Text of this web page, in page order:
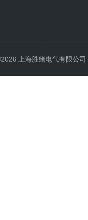
上海胜绪电气有限公